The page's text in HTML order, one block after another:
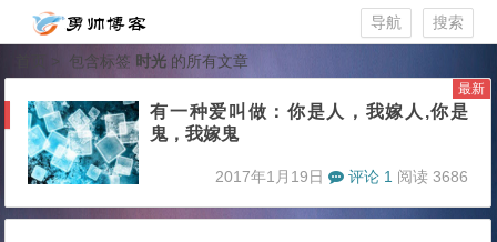
搜索
导航
> 包含标签 时光 的所有文章
有一种爱叫做：你是人，我嫁人,你是
鬼，我嫁鬼
最新
2017年1月19日 评论 1 阅读 3686